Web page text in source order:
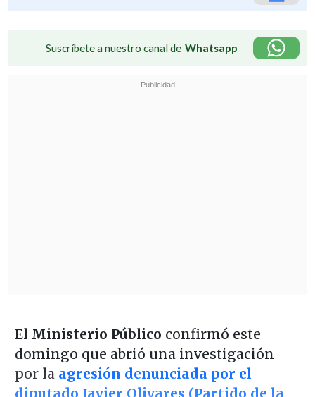
Suscríbete a nuestro canal de Whatsapp
El Ministerio Público confirmó este
domingo que abrió una investigación
por la agresión denunciada por el
diputado Javier Olivares (Partido de la